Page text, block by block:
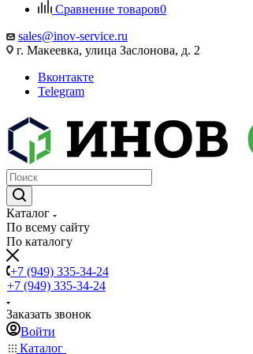
Сравнение товаров0
sales@inov-service.ru
г. Макеевка, улица Заслонова, д. 2
Вконтакте
Telegram
Каталог
По всему сайту
По каталогу
+7 (949) 335-34-24
+7 (949) 335-34-24
Заказать звонок
Войти
Каталог